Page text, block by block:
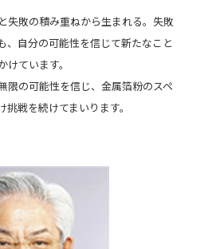
失敗の積み重ねから生まれる。失敗
、自分の可能性を信じて新たなこと
ています。
限の可能性を信じ、金属箔粉のスペ
戦を続けてまいります。